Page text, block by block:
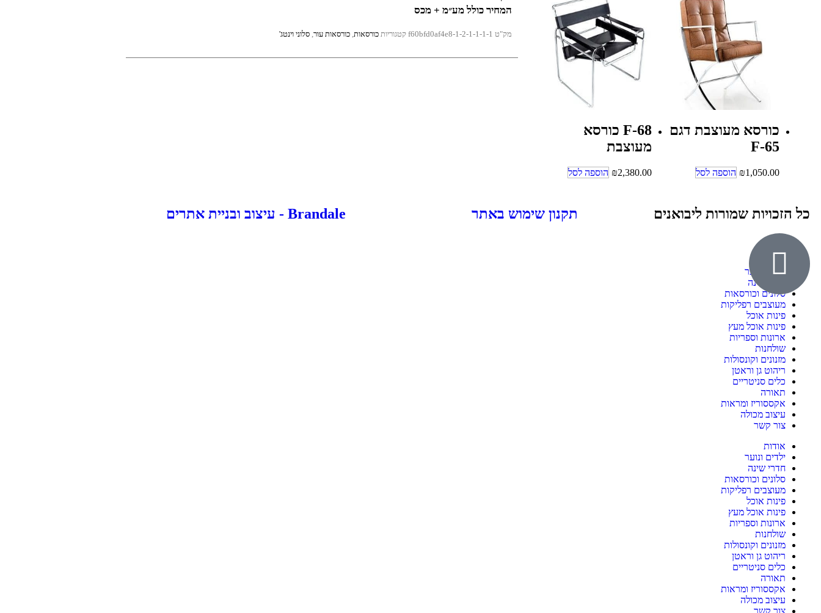
כורסא מעוצבת דגם
F-65
₪1,050.00 הוספה לסל
F-68 כורסא
מעוצבת
₪2,380.00 הוספה לסל
המחיר כולל מע״מ + מכס
מק"ט f60bfd0af4e8-1-2-1-1-1-1 קטגוריות כורסאות, כורסאות עור, סלוני וינטג'
כל הזכויות שמורות ליבואנים תקנון שימוש באתר Brandale - עיצוב ובניית אתרים
ילדים ונוער
חדרי שינה
סלונים וכורסאות
מעוצבים רפליקות
פינות אוכל
פינות אוכל מעץ
ארונות וספריות
שולחנות
מזנונים וקונסולות
ריהוט גן וראטן
כלים סניטריים
תאורה
אקססוריז ומראות
עיצוב מכולה
צור קשר
אודות
ילדים ונוער
חדרי שינה
סלונים וכורסאות
מעוצבים רפליקות
פינות אוכל
פינות אוכל מעץ
ארונות וספריות
שולחנות
מזנונים וקונסולות
ריהוט גן וראטן
כלים סניטריים
תאורה
אקססוריז ומראות
עיצוב מכולה
צור קשר